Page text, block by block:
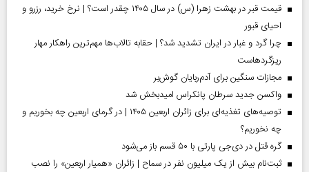
قیمت قبر در بهشت زهرا (س) در سال ۱۴۰۵ چقدر است؟ | نرخ خرید، رزرو و
احیای قبور
چرا گرد و غبار در ایران تشدید شد؟ | حقابه تالاب‌ها مهم‌ترین راهکار مهار
ریزگردهاست
مجازات سنگین برای آدم‌ربایان گوش‌بر
واکسن جدید سرطان پانکراس امیدبخش شد
توصیه‌های تغذیه‌ای برای زائران اربعین ۱۴۰۵ | در گرمای اربعین چه بخوریم و
چه نخوریم؟
گره قتل در دی‌جی پارتی با ۵۰ قسم باز می‌شود
ثبت‌نام بیش از یک میلیون نفر در سماح | زائران «همیار اربعین» را نصب